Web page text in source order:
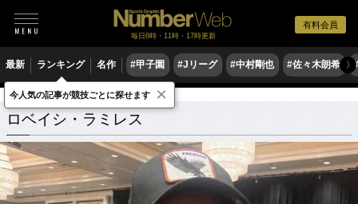
有料会員
毎日6時・11時・17時更新
最新 ランキング 名作 #甲子園 #Jリーグ #中村剛也 #佐々木朗希 〉
ロベイシ・ラミレス 関連記事
ロベイシ・ラミレス
今人気の記事が競技ごとに探せます ×